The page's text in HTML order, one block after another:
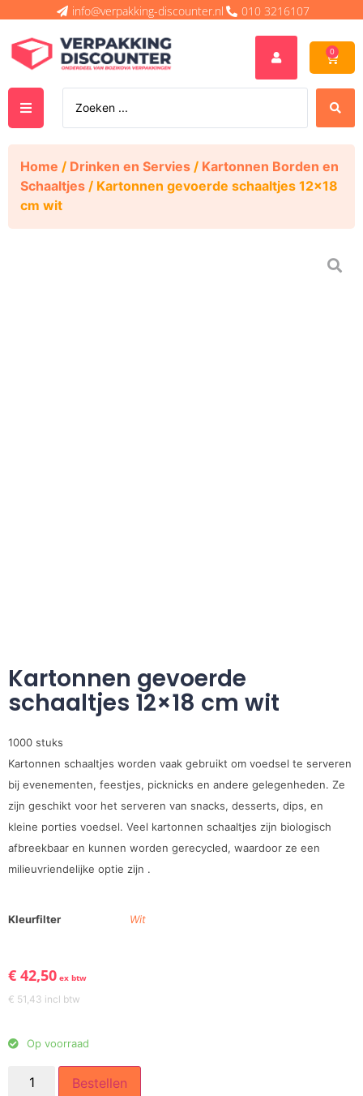
info@verpakking-discounter.nl 010 3216107
0
Home / Drinken en Servies / Kartonnen Borden en
Schaaltjes / Kartonnen gevoerde schaaltjes 12×18
cm wit
Kartonnen gevoerde
schaaltjes 12×18 cm wit
1000 stuks
Kartonnen schaaltjes worden vaak gebruikt om voedsel te serveren
bij evenementen, feestjes, picknicks en andere gelegenheden. Ze
zijn geschikt voor het serveren van snacks, desserts, dips, en
kleine porties voedsel. Veel kartonnen schaaltjes zijn biologisch
afbreekbaar en kunnen worden gerecycled, waardoor ze een
milieuvriendelijke optie zijn .
Kleurfilter Wit
€ 42,50 ex btw
€ 51,43 incl btw
Op voorraad
Bestellen